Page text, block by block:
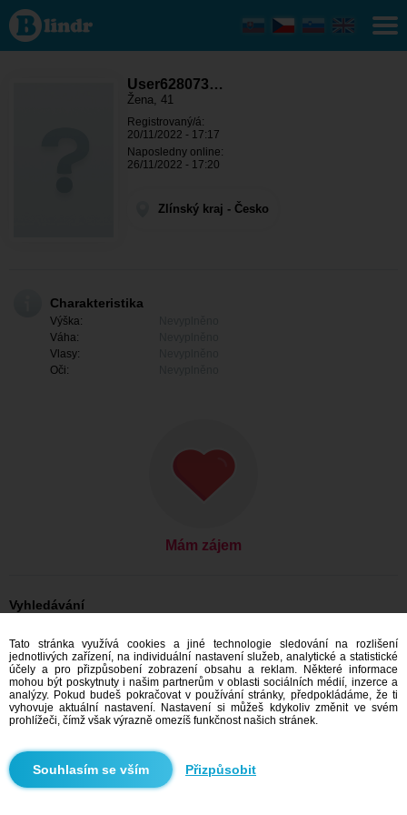
User628073933
- Ona hledá
někoho
Zlínský kraj -
User628073…
Žena, 41
Registrovaný/á:
20/11/2022 - 17:17
Naposledny online:
26/11/2022 - 17:20
Zlínský kraj - Česko
Charakteristika
Výška:
Váha:
Vlasy:
Oči:
Mám zájem
Vyhledávání
Ona hledá jeho: Ženy, 41
Ona hledá jeho: Ženy, 41 - Česko
Ona hledá jeho: Ženy, 41 - Zlínský kraj
Ona hledá jeho: Ženy, 41 - Zlín
Seznamka Česko
Seznamka Zlínský kraj
Seznamka Zlín
Doporučujeme
Tato stránka využívá cookies a jiné technologie sledování na rozlišení
jednotlivých zařízení, na individuální nastavení služeb, analytické a statistické
účely a pro přizpůsobení zobrazení obsahu a reklam. Některé informace
mohou být poskytnuty i našim partnerům v oblasti sociálních médií, inzerce a
analýzy. Pokud budeš pokračovat v používání stránky, předpokládáme, že ti
vyhovuje aktuální nastavení. Nastavení si můžeš kdykoliv změnit ve svém
prohlížeči, čímž však výrazně omezíš funkčnost našich stránek.
Přizpůsobit